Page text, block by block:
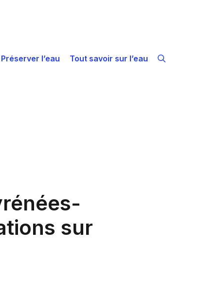
Préserver l’eau Tout savoir sur l’eau
sur